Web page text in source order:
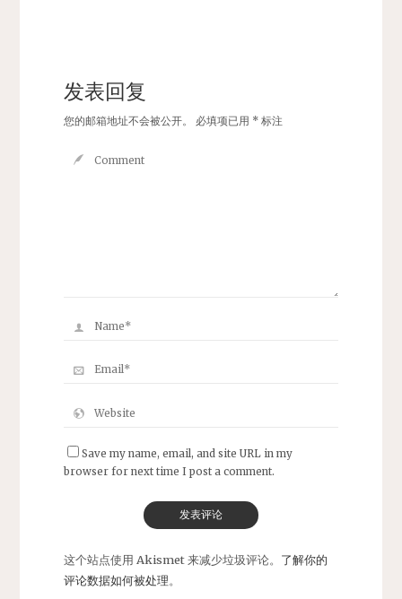
发表回复
您的邮箱地址不会被公开。 必填项已用 *标注
Save my name, email, and site URL in my
browser for next time I post a comment.
这个站点使用 Akismet 来减少垃圾评论。 了解你的
评论数据如何被处理。